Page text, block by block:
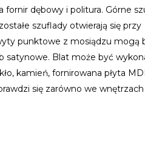
fornir dębowy i politura. Górne
szuflady otwierają się przy
punktowe z mosiądzu mogą
satynowe. Blat może być
kamień, fornirowana płyta
się zarówno we wnętrzach